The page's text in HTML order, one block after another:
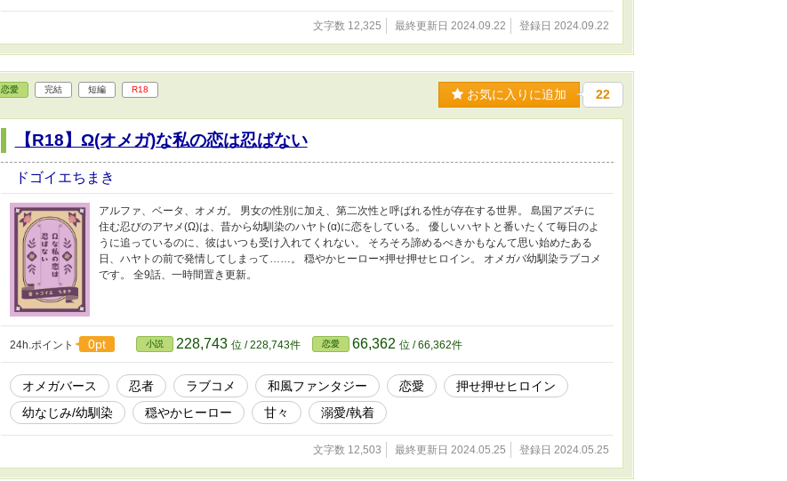
文字数 12,325 最終更新日 2024.09.22 登録日 2024.09.22
恋愛 完結 短編 R18 お気に入りに追加 22
【R18】Ω(オメガ)な私の恋は忍ばない
ドゴイエちまき
アルファ、ベータ、オメガ。 男女の性別に加え、第二次性と呼ばれる性が存在する世界。 島国アズチに
住む忍びのアヤメ(Ω)は、昔から幼馴染のハヤト(α)に恋をしている。 優しいハヤトと番いたくて毎日のよ
うに追っているのに、彼はいつも受け入れてくれない。 そろそろ諦めるべきかもなんて思い始めたある
日、ハヤトの前で発情してしまって……。 穏やかヒーロー×押せ押せヒロイン。 オメガバ幼馴染ラブコメ
です。 全9話、一時間置き更新。
24h.ポイント 0pt 小説 228,743 位 / 228,743件 恋愛 66,362 位 / 66,362件
オメガバース 忍者 ラブコメ 和風ファンタジー 恋愛
押せ押せヒロイン
幼なじみ/幼馴染
穏やかヒーロー 甘々 溺愛/執着
文字数 12,503 最終更新日 2024.05.25 登録日 2024.05.25